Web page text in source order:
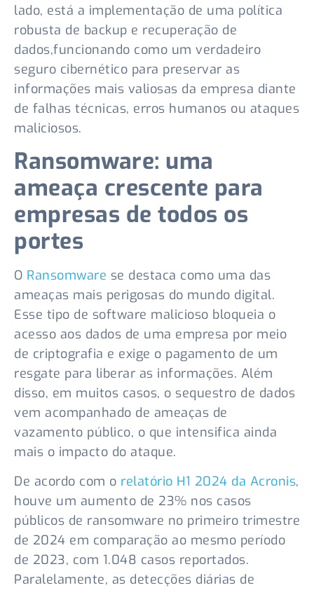
lado, está a implementação de uma política
robusta de backup e recuperação de
dados,funcionando como um verdadeiro
seguro cibernético para preservar as
informações mais valiosas da empresa diante
de falhas técnicas, erros humanos ou ataques
maliciosos.
Ransomware: uma
ameaça crescente para
empresas de todos os
portes
O Ransomware se destaca como uma das
ameaças mais perigosas do mundo digital.
Esse tipo de software malicioso bloqueia o
acesso aos dados de uma empresa por meio
de criptografia e exige o pagamento de um
resgate para liberar as informações. Além
disso, em muitos casos, o sequestro de dados
vem acompanhado de ameaças de
vazamento público, o que intensifica ainda
mais o impacto do ataque.
De acordo com o relatório H1 2024 da Acronis,
houve um aumento de 23% nos casos
públicos de ransomware no primeiro trimestre
de 2024 em comparação ao mesmo período
de 2023, com 1.048 casos reportados.
Paralelamente, as detecções diárias de